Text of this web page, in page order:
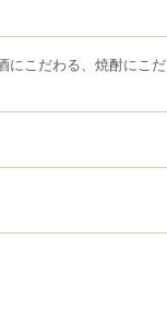
にこだわる、焼酎にこだ